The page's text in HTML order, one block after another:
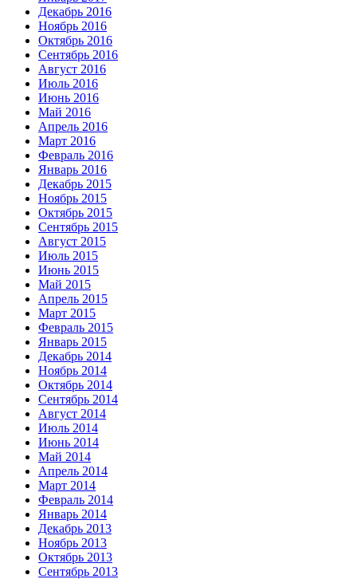
Декабрь 2016
Ноябрь 2016
Октябрь 2016
Сентябрь 2016
Август 2016
Июль 2016
Июнь 2016
Май 2016
Апрель 2016
Март 2016
Февраль 2016
Январь 2016
Декабрь 2015
Ноябрь 2015
Октябрь 2015
Сентябрь 2015
Август 2015
Июль 2015
Июнь 2015
Май 2015
Апрель 2015
Март 2015
Февраль 2015
Январь 2015
Декабрь 2014
Ноябрь 2014
Октябрь 2014
Сентябрь 2014
Август 2014
Июль 2014
Июнь 2014
Май 2014
Апрель 2014
Март 2014
Февраль 2014
Январь 2014
Декабрь 2013
Ноябрь 2013
Октябрь 2013
Сентябрь 2013